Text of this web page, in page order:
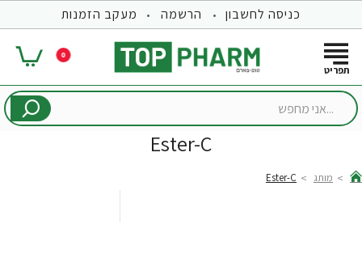
כניסה לחשבון הרשמה מעקב הזמנות
0
...אני
Ester-C
מותג Ester-C